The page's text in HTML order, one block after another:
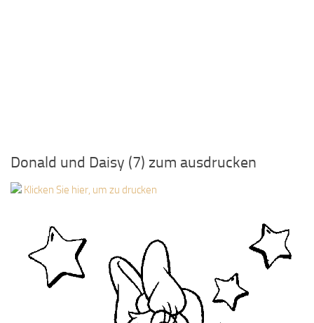
Donald und Daisy (7) zum ausdrucken
Klicken Sie hier, um zu drucken